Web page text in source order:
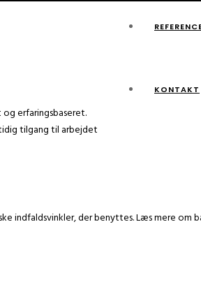
KONTAKT
erfaringsbaseret.
tilgang til arbejdet
indfaldsvinkler, der benyttes. Læs mere om